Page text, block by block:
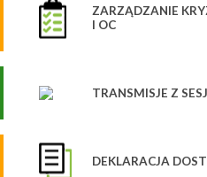
ZARZĄDZANIE
I OC
TRANSMISJE Z
DEKLARACJA